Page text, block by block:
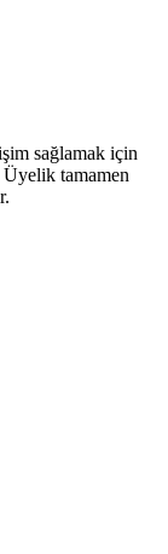
sağlamak için
Üyelik tamamen